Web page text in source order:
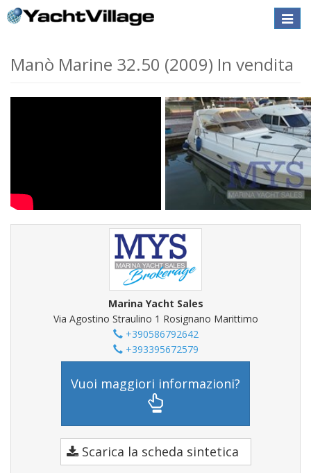
Toggle
Manò Marine 32.50 (2009) In vendita
Marina Yacht Sales
Via Agostino Straulino 1 Rosignano Marittimo
+390586792642
+393395672579
Vuoi maggiori informazioni?
Scarica la scheda sintetica